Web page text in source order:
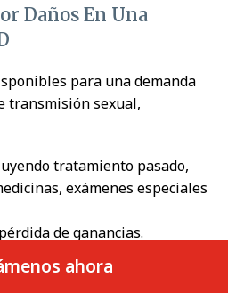
Daños En Una
para una demanda
transmisión sexual,
tratamiento pasado,
exámenes especiales
de ganancias.
o permanente.
por vida.ahora